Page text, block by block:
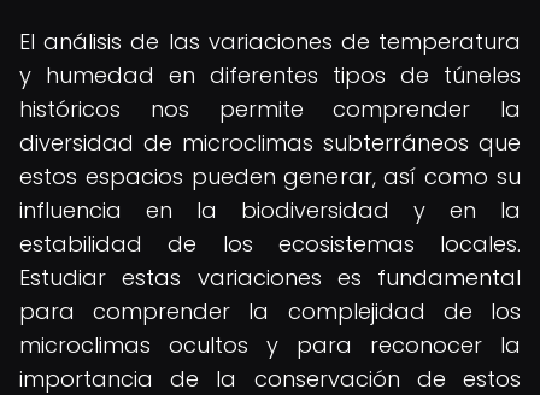
El análisis de las variaciones de temperatura
y humedad en diferentes tipos de túneles
históricos nos permite comprender la
diversidad de microclimas subterráneos que
estos espacios pueden generar, así como su
influencia en la biodiversidad y en la
estabilidad de los ecosistemas locales.
Estudiar estas variaciones es fundamental
para comprender la complejidad de los
microclimas ocultos y para reconocer la
importancia de la conservación de estos